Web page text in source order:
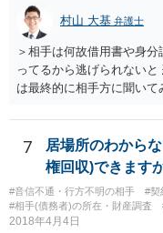
おく方が宜しいかと思い
が、事前準備が早い方が
目に弁護士を入れられる
村山 大基 弁護士
＞相手は何故借用書や身
ってるから逃げられない
は最終的に相手方に聞い
7
居場所のわから
権回収)できます
#音信不通・行方不明の相手
#契
#相手(債務者)の所在・財産調査
2018年4月4日